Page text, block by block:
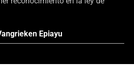
Epiayu